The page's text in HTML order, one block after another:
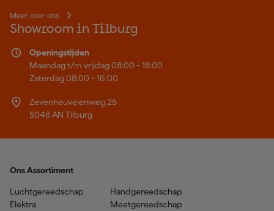
Meer over ons
Showroom in Tilburg
Openingstijden
Maandag t/m vrijdag 08:00 - 18:00
Zaterdag 08:00 - 16:00
Zevenheuvelenweg 25
5048 AN Tilburg
Ons Assortiment
Luchtgereedschap
Elektra
Handgereedschap
Meetgereedschap